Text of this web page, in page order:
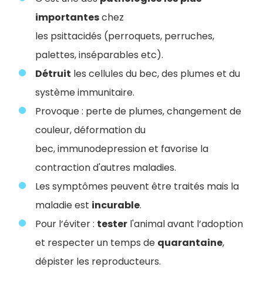
importanteschez
les psittacidés (perroquets, perruches,
palettes, inséparables etc).
Détruit les cellules du bec, des plumes et du
système immunitaire.
Provoque : perte de plumes, changement de
couleur, déformation du
bec, immunodepression et favorise la
contraction d'autres maladies.
Les symptômes peuvent être traités mais la
maladie est incurable.
Pour l’éviter : tester l'animal avant l’adoption
et respecter un temps de quarantaine,
dépister les reproducteurs.